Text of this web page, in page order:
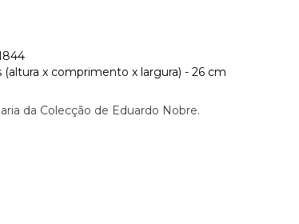
(altura x comprimento x largura) - 26 cm
da Colecção de Eduardo Nobre.